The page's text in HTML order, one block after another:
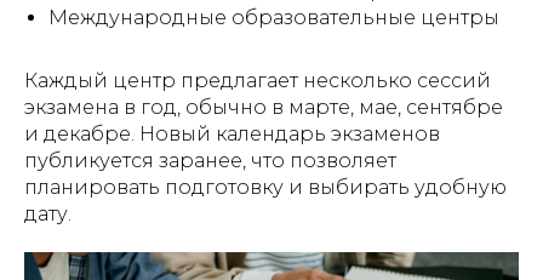
Международные образовательные центры
Каждый центр предлагает несколько сессий
экзамена в год, обычно в марте, мае, сентябре
и декабре. Новый календарь экзаменов
публикуется заранее, что позволяет
планировать подготовку и выбирать удобную
дату.